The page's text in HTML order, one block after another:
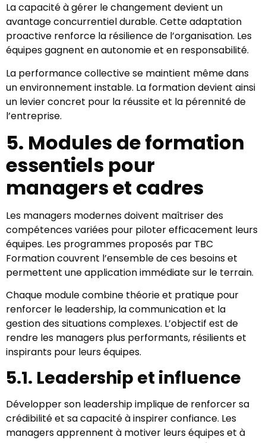
La capacité à gérer le changement devient un
avantage concurrentiel durable. Cette adaptation
proactive renforce la résilience de l’organisation. Les
équipes gagnent en autonomie et en responsabilité.
La performance collective se maintient même dans
un environnement instable. La formation devient ainsi
un levier concret pour la réussite et la pérennité de
l’entreprise.
5. Modules de formation
essentiels pour
managers et cadres
Les managers modernes doivent maîtriser des
compétences variées pour piloter efficacement leurs
équipes. Les programmes proposés par TBC
Formation couvrent l’ensemble de ces besoins et
permettent une application immédiate sur le terrain.
Chaque module combine théorie et pratique pour
renforcer le leadership, la communication et la
gestion des situations complexes. L’objectif est de
rendre les managers plus performants, résilients et
inspirants pour leurs équipes.
5.1. Leadership et influence
Développer son leadership implique de renforcer sa
crédibilité et sa capacité à inspirer confiance. Les
managers apprennent à motiver leurs équipes et à